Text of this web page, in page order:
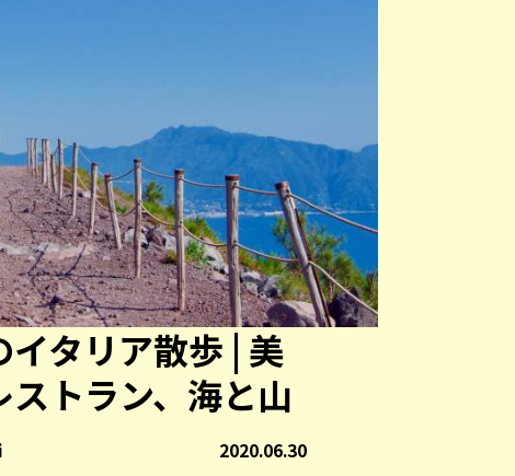
タリア散歩 | 美
トラン、海と山
2020.06.30